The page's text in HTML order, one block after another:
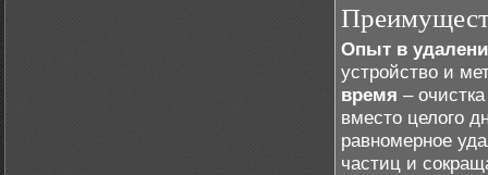
Опыт в
устройство и
время –
вместо целого
равномерное
частиц и